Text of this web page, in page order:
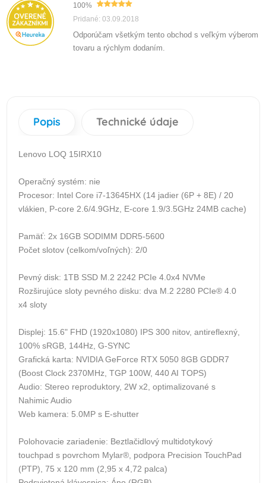
100%
Pridané: 03.09.2018
Odporúčam všetkým tento obchod s veľkým výberom
tovaru a rýchlym dodaním.
Popis Technické údaje
Lenovo LOQ 15IRX10
Operačný systém: nie
Procesor: Intel Core i7-13645HX (14 jadier (6P + 8E) / 20
vlákien, P-core 2.6/4.9GHz, E-core 1.9/3.5GHz 24MB cache)
Pamäť: 2x 16GB SODIMM DDR5-5600
Počet slotov (celkom/voľných): 2/0
Pevný disk: 1TB SSD M.2 2242 PCIe 4.0x4 NVMe
Rozširujúce sloty pevného disku: dva M.2 2280 PCIe® 4.0
x4 sloty
Displej: 15.6" FHD (1920x1080) IPS 300 nitov, antireflexný,
100% sRGB, 144Hz, G-SYNC
Grafická karta: NVIDIA GeForce RTX 5050 8GB GDDR7
(Boost Clock 2370MHz, TGP 100W, 440 AI TOPS)
Audio: Stereo reproduktory, 2W x2, optimalizované s
Nahimic Audio
Web kamera: 5.0MP s E-shutter
Polohovacie zariadenie: Beztlačidlový multidotykový
touchpad s povrchom Mylar®, podpora Precision TouchPad
(PTP), 75 x 120 mm (2,95 x 4,72 palca)